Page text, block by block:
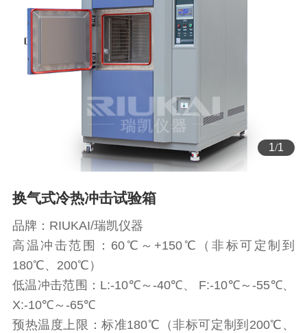
1/1
换气式冷热冲击试验箱
品牌：RIUKAI/瑞凯仪器
高温冲击范围：60℃～+150℃（非标可定制到
180℃、200℃）
低温冲击范围：L:-10℃～-40℃、 F:-10℃～-55℃、
X:-10℃～-65℃
预热温度上限：标准180℃（非标可定制到200℃、